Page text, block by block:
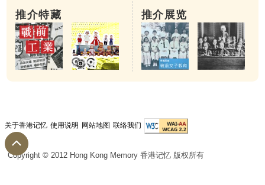
推介特藏 推介展览
关于香港记忆 使用说明 网站地图 联络我们
Copyright © 2012 Hong Kong Memory 香港记忆 版权所有